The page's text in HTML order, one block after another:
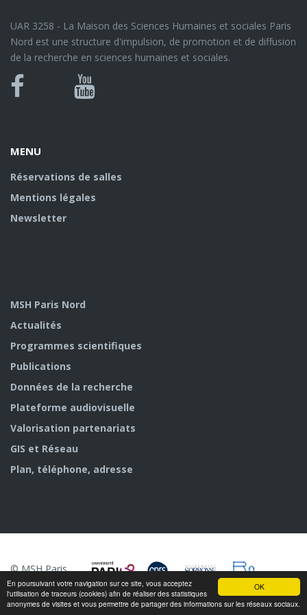
OK
En poursuivant votre navigation sur ce site, vous acceptez
l'utilisation de traceurs (cookies) afin de réaliser des statistiques
anonymes de visites et vous permettre de partager des informations sur les réseaux sociaux.
UAR 3258 - La Maison des Sciences Humaines et sociales Paris
Nord est une structure d'impulsion, de promotion et de diffusion
de la recherche en sciences humaines et sociales.
Bluesky
Canal
MENU
Réservations de salles
Mentions légales
Newsletter
MSH Paris Nord
Actualités
Programmes scientifiques
Publications
Données de la recherche
Plateforme audiovisuelle
Valorisation partenariats
GIS et Réseau
Plan, téléphone, adresse
© MSH Paris
Nord
n/a